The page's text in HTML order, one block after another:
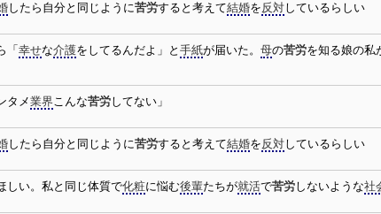
したら自分と同じように苦労すると考えて結婚を反対しているらしい
「 幸せな介護をしてるんだよ」と 手紙が届いた。 母の苦労を知る娘の私
タメ業界こんな苦労してない」
したら自分と同じように苦労すると考えて結婚を反対しているらしい
しい。私と同じ体質で化粧に悩む後輩たちが就活で苦労しないような社